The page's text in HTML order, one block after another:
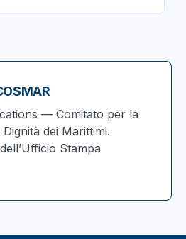
— Comitato per la
dei Marittimi.
Stampa